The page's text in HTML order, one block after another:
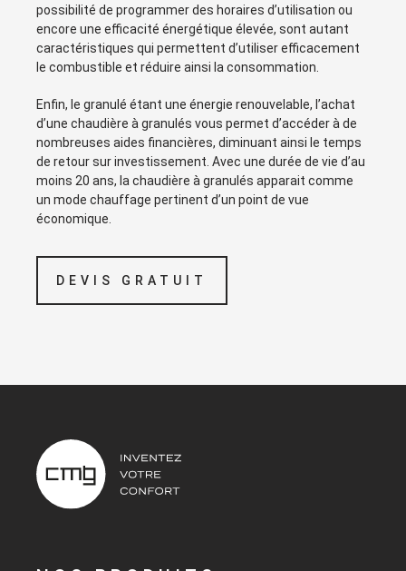
possibilité de programmer des horaires d’utilisation ou
encore une efficacité énergétique élevée, sont autant
caractéristiques qui permettent d’utiliser efficacement
le combustible et réduire ainsi la consommation.
Enfin, le granulé étant une énergie renouvelable, l’achat
d’une chaudière à granulés vous permet d’accéder à de
nombreuses aides financières, diminuant ainsi le temps
de retour sur investissement. Avec une durée de vie d’au
moins 20 ans, la chaudière à granulés apparait comme
un mode chauffage pertinent d’un point de vue
économique.
DEVIS GRATUIT